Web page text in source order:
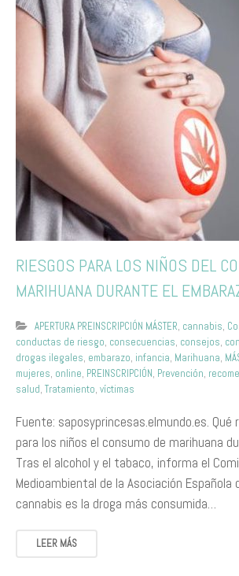
RIESGOS PARA LOS NIÑOS DEL
MARIHUANA DURANTE EL
APERTURA PREINSCRIPCIÓN MÁSTER, cannabis,
conductas de riesgo, consecuencias, consejos,
drogas ilegales, embarazo, infancia, Marihuana,
mujeres, online, PREINSCRIPCIÓN, Prevención,
salud, Tratamiento, víctimas
Fuente: saposyprincesas.elmundo.es. Qué
para los niños el consumo de marihuana
Tras el alcohol y el tabaco, informa el
Medioambiental de la Asociación Española
cannabis es la droga más consumida…
LEER MÁS